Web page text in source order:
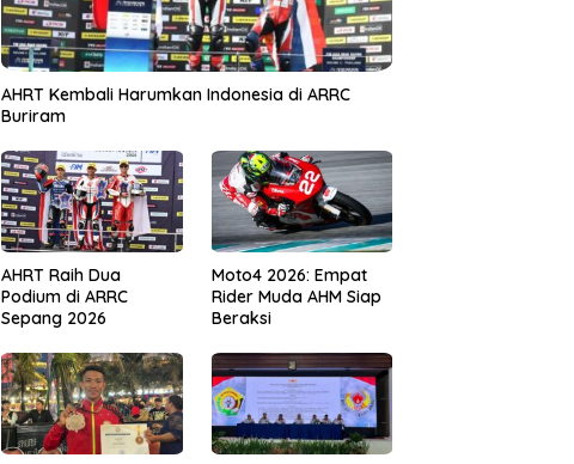
AHRT Kembali Harumkan Indonesia di ARRC
Buriram
AHRT Raih Dua
Podium di ARRC
Sepang 2026
Moto4 2026: Empat
Rider Muda AHM Siap
Beraksi